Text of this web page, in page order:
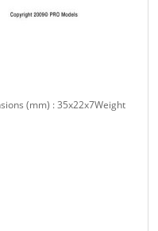
(mm) : 35x22x7Weight